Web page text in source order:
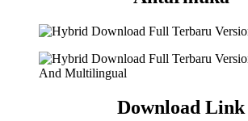
Download Link